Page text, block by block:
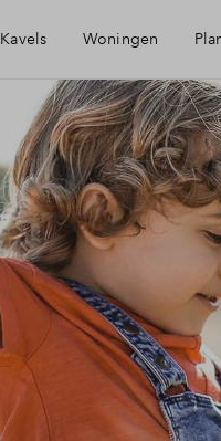
Kavels Woningen